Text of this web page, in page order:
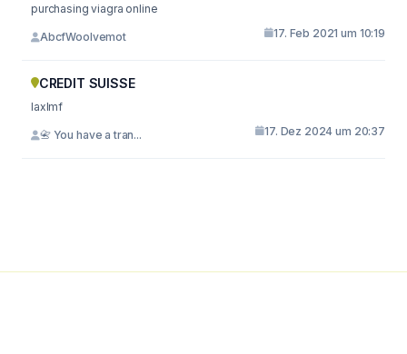
purchasing viagra online
AbcfWoolvemot 17. Feb 2021 um 10:19
CREDIT SUISSE
laxlmf
📇 You have a tran... 17. Dez 2024 um 20:37